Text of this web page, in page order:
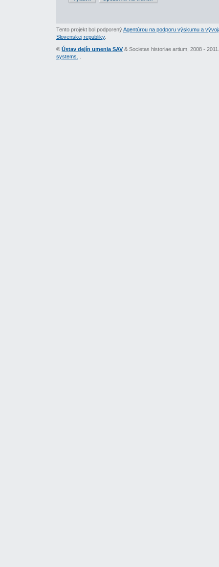
Tento projekt bol podporenýAgentúrou na podporu výskumu a
Slovenskej republiky.
© Ústav dejín umenia SAV & Societas historiae artium, 2008 -
systems.